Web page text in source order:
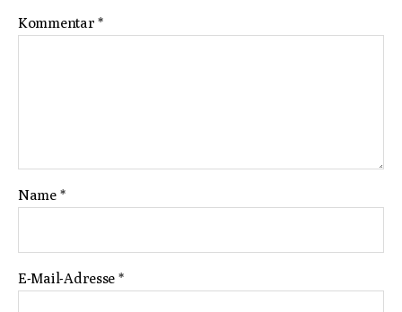
Kommentar*
Name *
E-Mail-Adresse *